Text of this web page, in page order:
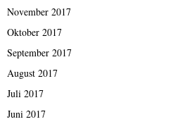
November 2017
Oktober 2017
September 2017
August 2017
Juli 2017
Juni 2017